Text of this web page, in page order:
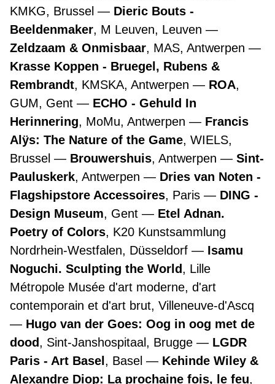
KMKG, Brussel
Dieric Bouts -
Beeldenmaker, M Leuven, Leuven
Zeldzaam & Onmisbaar, MAS, Antwerpen
Krasse Koppen - Bruegel, Rubens &
Rembrandt, KMSKA, Antwerpen ROA,
GUM, Gent
ECHO - Gehuld In
Herinnering, MoMu, Antwerpen
Francis
Alÿs: The Nature of the Game, WIELS,
Brussel
Brouwershuis, Antwerpen
Sint-
Pauluskerk, Antwerpen
Dries van Noten -
Flagshipstore Accessoires, Paris
DING -
Design Museum, Gent
Etel Adnan.
Poetry of Colors, K20 Kunstsammlung
Nordrhein-Westfalen, Düsseldorf
Isamu
Noguchi. Sculpting the World, Lille
Métropole Musée d'art moderne, d'art
contemporain et d'art brut, Villeneuve-d'Ascq
Hugo van der Goes: Oog in oog met de
dood, Sint-Janshospitaal, Brugge
LGDR
Paris - Art Basel , Basel
Kehinde Wiley &
Alexandre Diop: La prochaine fois, le feu,